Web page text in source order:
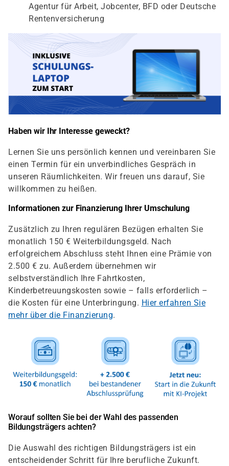
Agentur für Arbeit, Jobcenter, BFD oder Deutsche
Rentenversicherung
Haben wir Ihr Interesse geweckt?
Lernen Sie uns persönlich kennen und vereinbaren Sie
einen Termin für ein unverbindliches Gespräch in
unseren Räumlichkeiten. Wir freuen uns darauf, Sie
willkommen zu heißen.
Informationen zur Finanzierung Ihrer Umschulung
Zusätzlich zu Ihren regulären Bezügen erhalten Sie
monatlich 150 € Weiterbildungsgeld. Nach
erfolgreichem Abschluss steht Ihnen eine Prämie von
2.500 € zu. Außerdem übernehmen wir
selbstverständlich Ihre Fahrtkosten,
Kinderbetreuungskosten sowie – falls erforderlich –
die Kosten für eine Unterbringung. Hier erfahren Sie
mehr über die Finanzierung.
Worauf sollten Sie bei der Wahl des passenden
Bildungsträgers achten?
Die Auswahl des richtigen Bildungsträgers ist ein
entscheidender Schritt für Ihre berufliche Zukunft.